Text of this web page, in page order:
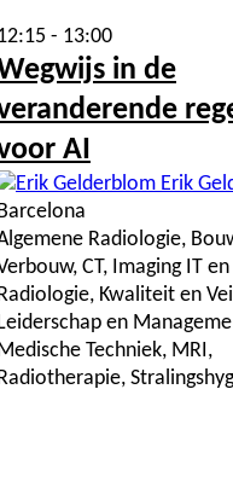
- 13:00
in de
AI
Erik
Radiologie,
CT, Imaging IT
Kwaliteit en
en
Techniek, MRI,